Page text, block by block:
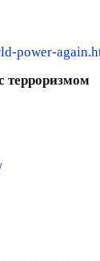
power-
терроризмом